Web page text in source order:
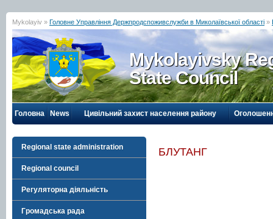
Mykolayiv » Головне Управління Держпродспоживслужби в Миколаївської області »
Mykolayivsky
State Council
Головна News Цивільний захист населення району
Regional state administration
Regional council
Регуляторна діяльність
Громадська рада
БЛУТАНГ